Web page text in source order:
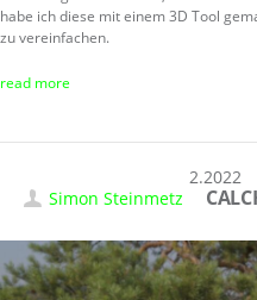
habe ich diese mit einem 3D Tool
zu vereinfachen.
read more
20.12.2022
Simon Steinmetz